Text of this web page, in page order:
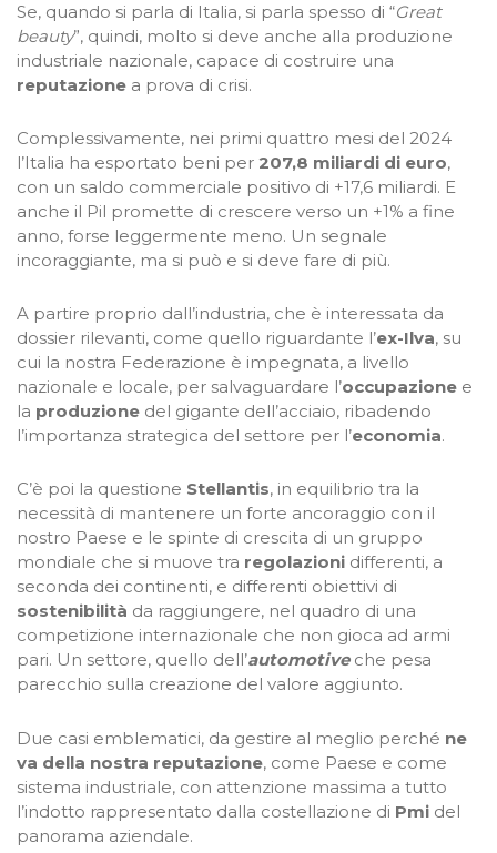
Se, quando si parla di Italia, si parla spesso di “Great
beauty”, quindi, molto si deve anche alla produzione
industriale nazionale, capace di costruire una
reputazione a prova di crisi.
Complessivamente, nei primi quattro mesi del 2024
l’Italia ha esportato beni per 207,8 miliardi di euro,
con un saldo commerciale positivo di +17,6 miliardi. E
anche il Pil promette di crescere verso un +1% a fine
anno, forse leggermente meno. Un segnale
incoraggiante, ma si può e si deve fare di più.
A partire proprio dall’industria, che è interessata da
dossier rilevanti, come quello riguardante l’ex-Ilva, su
cui la nostra Federazione è impegnata, a livello
nazionale e locale, per salvaguardare l’occupazione e
la produzione del gigante dell’acciaio, ribadendo
l’importanza strategica del settore per l’economia.
C’è poi la questione Stellantis, in equilibrio tra la
necessità di mantenere un forte ancoraggio con il
nostro Paese e le spinte di crescita di un gruppo
mondiale che si muove tra regolazioni differenti, a
seconda dei continenti, e differenti obiettivi di
sostenibilità da raggiungere, nel quadro di una
competizione internazionale che non gioca ad armi
pari. Un settore, quello dell’automotiveche pesa
parecchio sulla creazione del valore aggiunto.
Due casi emblematici, da gestire al meglio perché ne
va della nostra reputazione, come Paese e come
sistema industriale, con attenzione massima a tutto
l’indotto rappresentato dalla costellazione di Pmi del
panorama aziendale.